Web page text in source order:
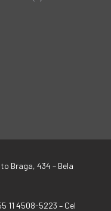
Braga, 434 – Bela
11 4508-5223 – Cel